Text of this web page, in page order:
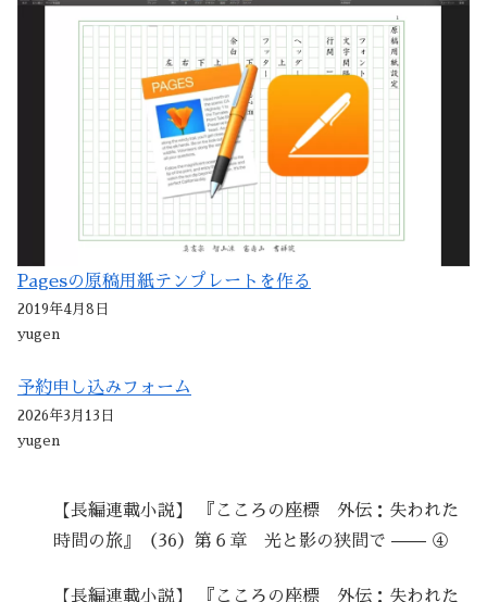
Pagesの原稿用紙テンプレートを作る
2019年4月8日
yugen
予約申し込みフォーム
2026年3月13日
yugen
【長編連載小説】 『こころの座標 外伝：失われた
時間の旅』（36）第６章 光と影の狭間で —— ④
【長編連載小説】 『こころの座標 外伝：失われた